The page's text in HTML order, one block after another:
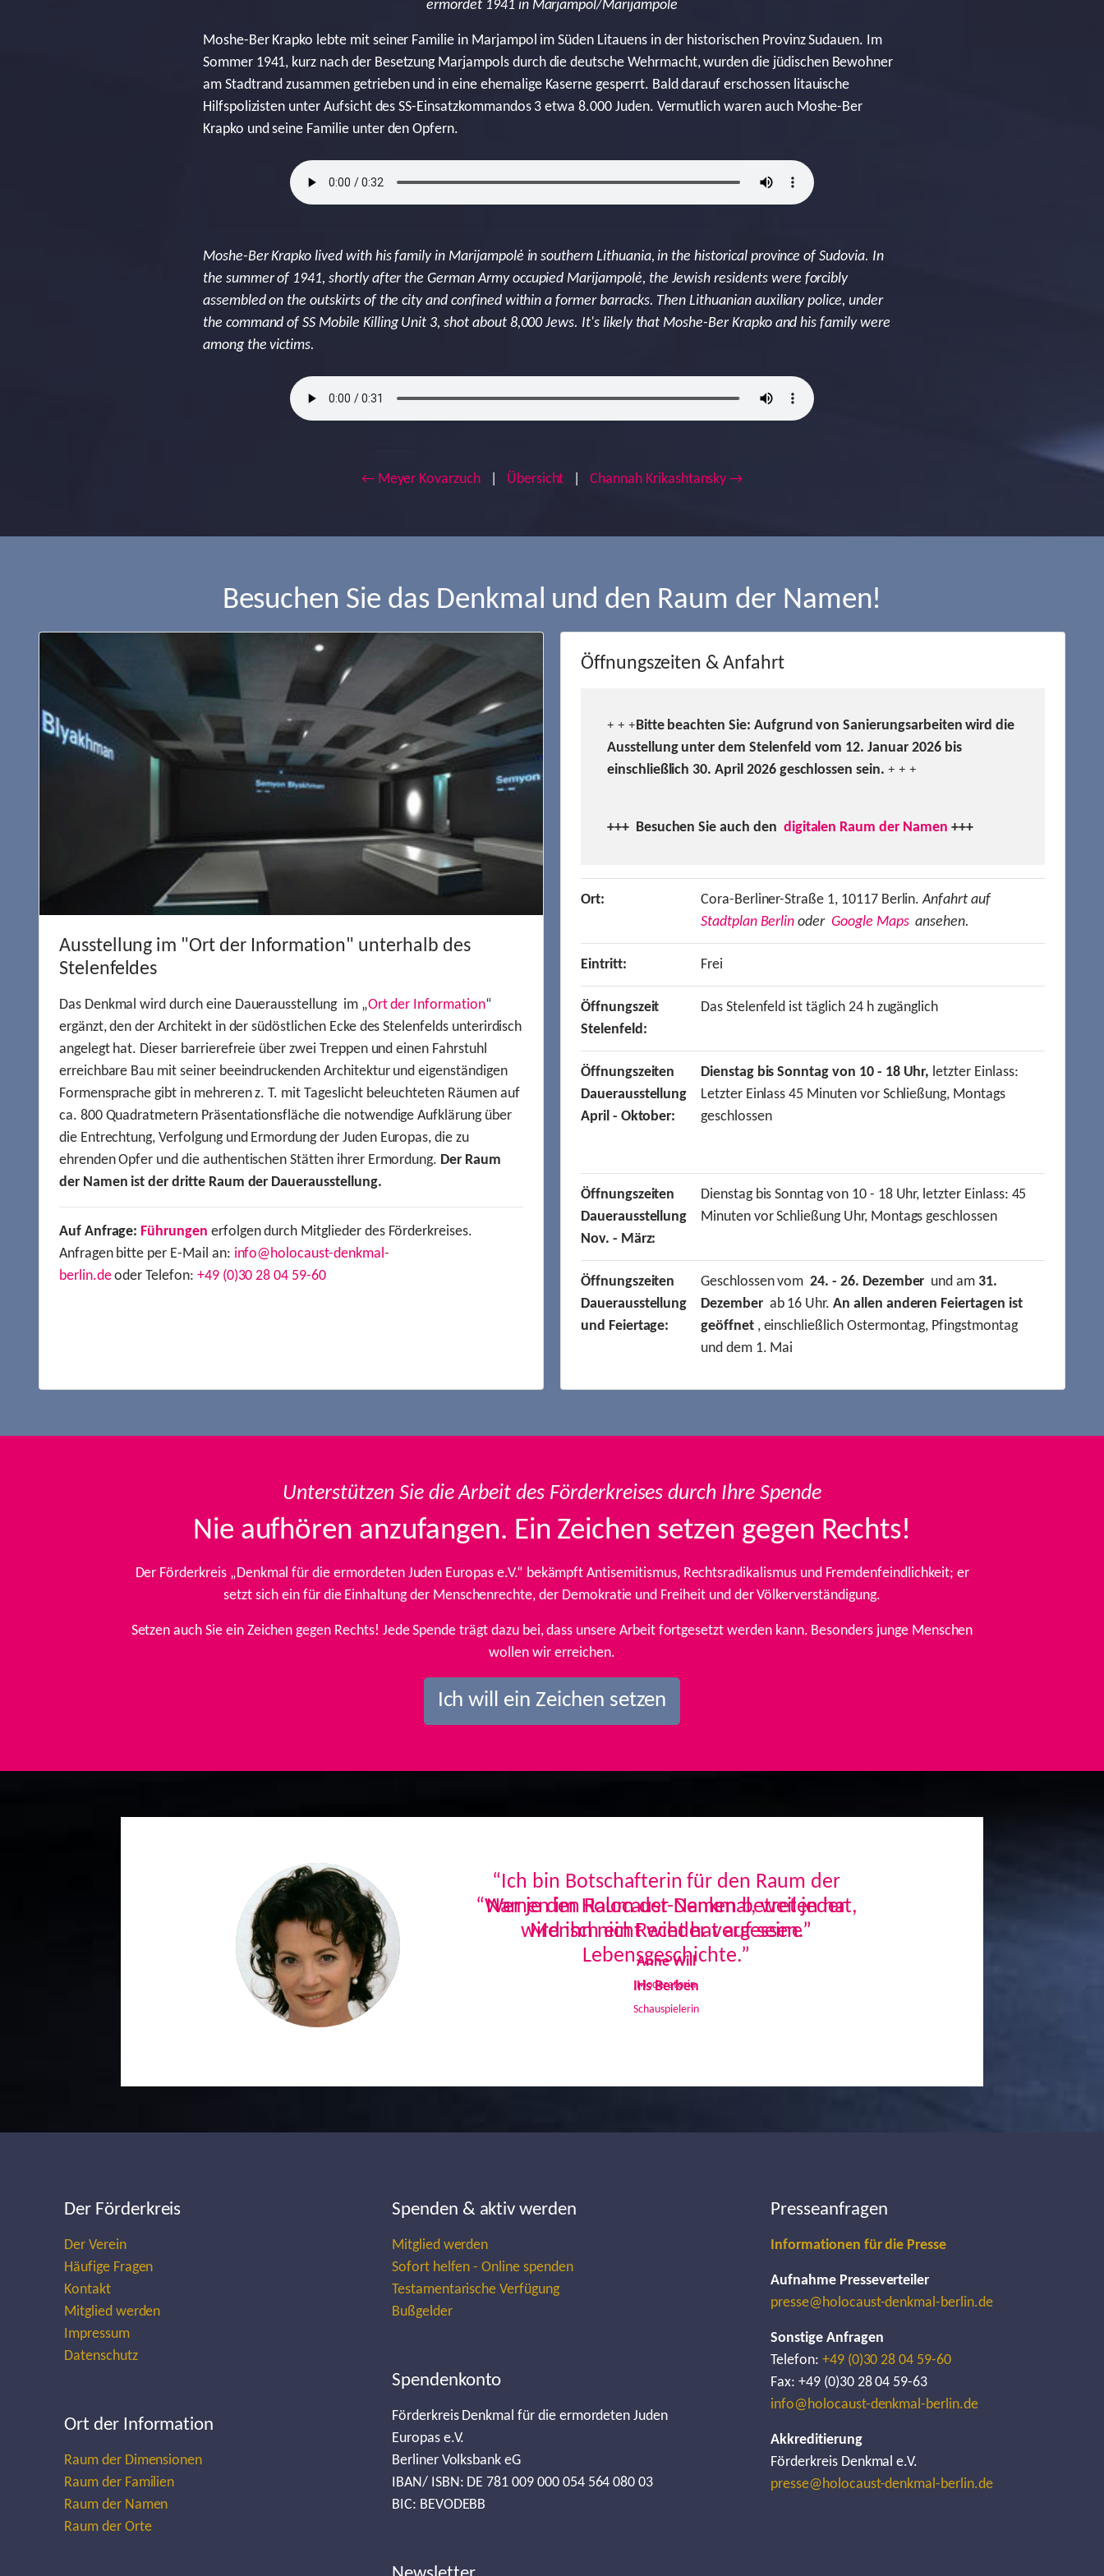
ermordet 1941 in Marjampol/Marijampole
Moshe-Ber Krapko lebte mit seiner Familie in Marjampol im Süden Litauens in der historischen Provinz Sudauen. Im
Sommer 1941, kurz nach der Besetzung Marjampols durch die deutsche Wehrmacht, wurden die jüdischen Bewohner
am Stadtrand zusammen getrieben und in eine ehemalige Kaserne gesperrt. Bald darauf erschossen litauische
Hilfspolizisten unter Aufsicht des SS-Einsatzkommandos 3 etwa 8.000 Juden. Vermutlich waren auch Moshe-Ber
Krapko und seine Familie unter den Opfern.
Moshe-Ber Krapko lived with his family in Marijampolė in southern Lithuania, in the historical province of Sudovia. In
the summer of 1941, shortly after the German Army occupied Marijampolė, the Jewish residents were forcibly
assembled on the outskirts of the city and confined within a former barracks. Then Lithuanian auxiliary police, under
the command of SS Mobile Killing Unit 3, shot about 8,000 Jews. It's likely that Moshe-Ber Krapko and his family were
among the victims.
← Meyer Kovarzuch Übersicht Channah Krikashtansky →
Besuchen Sie das Denkmal und den Raum der Namen!
Ausstellung im "Ort der Information" unterhalb des
Stelenfeldes
Das Denkmal wird durch eine Dauerausstellung im „Ort der Information“
ergänzt, den der Architekt in der südöstlichen Ecke des Stelenfelds unterirdisch
angelegt hat. Dieser barrierefreie über zwei Treppen und einen Fahrstuhl
erreichbare Bau mit seiner beeindruckenden Architektur und eigenständigen
Formensprache gibt in mehreren z. T. mit Tageslicht beleuchteten Räumen auf
ca. 800 Quadratmetern Präsentationsfläche die notwendige Aufklärung über
die Entrechtung, Verfolgung und Ermordung der Juden Europas, die zu
ehrenden Opfer und die authentischen Stätten ihrer Ermordung. Der Raum
der Namen ist der dritte Raum der Dauerausstellung.
Auf Anfrage: Führungen erfolgen durch Mitglieder des Förderkreises.
Anfragen bitte per E-Mail an: info@holocaust-denkmal-
berlin.deoder Telefon: +49 (0)30 28 04 59-60
Öffnungszeiten & Anfahrt
+ + +Bitte beachten Sie: Aufgrund von Sanierungsarbeiten wird die
Ausstellung unter dem Stelenfeld vom 12. Januar 2026 bis
einschließlich 30. April 2026 geschlossen sein. + + +
+++ Besuchen Sie auch den digitalen Raum der Namen +++
Ort: Cora-Berliner-Straße 1, 10117 Berlin.Anfahrt auf
Stadtplan Berlin oder Google Mapsansehen.
Eintritt: Frei
Öffnungszeit
Stelenfeld:
Das Stelenfeld ist täglich 24 h zugänglich
Öffnungszeiten
Dauerausstellung
April - Oktober:
Dienstag bis Sonntag von 10 - 18 Uhr, letzter Einlass:
Letzter Einlass 45 Minuten vor Schließung, Montags
geschlossen
Öffnungszeiten
Dauerausstellung
Nov. - März:
Dienstag bis Sonntag von 10 - 18 Uhr, letzter Einlass: 45
Minuten vor Schließung Uhr, Montags geschlossen
Öffnungszeiten
Dauerausstellung
und Feiertage:
Geschlossen vom24. - 26. Dezember und am31.
Dezemberab 16 Uhr.An allen anderen Feiertagen ist
geöffnet, einschließlich Ostermontag, Pfingstmontag
und dem 1. Mai
Unterstützen Sie die Arbeit des Förderkreises durch Ihre Spende
Nie aufhören anzufangen. Ein Zeichen setzen gegen Rechts!
Der Förderkreis „Denkmal für die ermordeten Juden Europas e.V.“ bekämpft Antisemitismus, Rechtsradikalismus und Fremdenfeindlichkeit; er
setzt sich ein für die Einhaltung der Menschenrechte, der Demokratie und Freiheit und der Völkerverständigung.
Setzen auch Sie ein Zeichen gegen Rechts! Jede Spende trägt dazu bei, dass unsere Arbeit fortgesetzt werden kann. Besonders junge Menschen
wollen wir erreichen.
Ich will ein Zeichen setzen
“Ich bin Botschafterin für den Raum der
Namen im Holocaust-Denkmal, weil jeder
Mensch ein Recht hat auf seine
Lebensgeschichte.”
Iris Berben
Schauspielerin
Previous
Der Förderkreis
Der Verein
Häufige Fragen
Kontakt
Mitglied werden
Impressum
Datenschutz
Ort der Information
Raum der Dimensionen
Raum der Familien
Raum der Namen
Raum der Orte
Spenden & aktiv werden
Mitglied werden
Sofort helfen - Online spenden
Testamentarische Verfügung
Bußgelder
Spendenkonto
Förderkreis Denkmal für die ermordeten Juden
Europas e.V.
Berliner Volksbank eG
IBAN/ ISBN: DE 781 009 000 054 564 080 03
BIC: BEVODEBB
Presseanfragen
Informationen für die Presse
Aufnahme Presseverteiler
presse@holocaust-denkmal-berlin.de
Sonstige Anfragen
Telefon: +49 (0)30 28 04 59-60
Fax: +49 (0)30 28 04 59-63
info@holocaust-denkmal-berlin.de
Akkreditierung
Förderkreis Denkmal e.V.
presse@holocaust-denkmal-berlin.de